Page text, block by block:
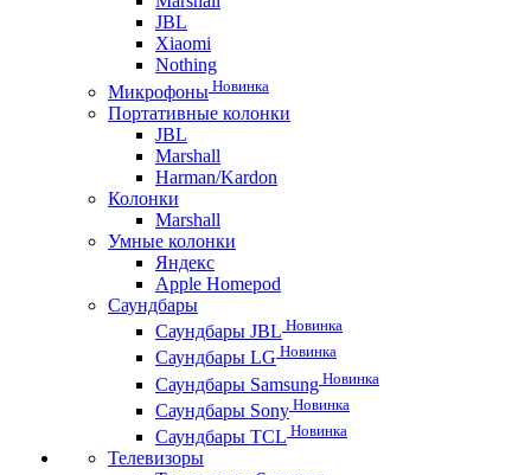
JBL
Xiaomi
Nothing
Микрофоны Новинка
Портативные колонки
JBL
Marshall
Harman/Kardon
Колонки
Marshall
Умные колонки
Яндекс
Apple Homepod
Саундбары
Саундбары JBL Новинка
Саундбары LG Новинка
Саундбары Samsung Новинка
Саундбары Sony Новинка
Саундбары TCL Новинка
Телевизоры